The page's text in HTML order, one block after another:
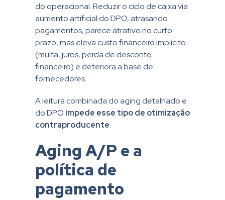
do operacional. Reduzir o ciclo de caixa via
aumento artificial do DPO, atrasando
pagamentos, parece atrativo no curto
prazo, mas eleva custo financeiro implícito
(multa, juros, perda de desconto
financeiro) e deteriora a base de
fornecedores.
A leitura combinada do aging detalhado e
do DPO impede esse tipo de otimização
contraproducente.
Aging A/P e a
política de
pagamento